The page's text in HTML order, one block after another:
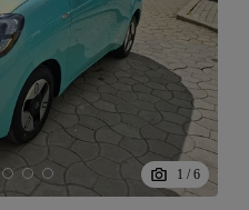
1 / 6